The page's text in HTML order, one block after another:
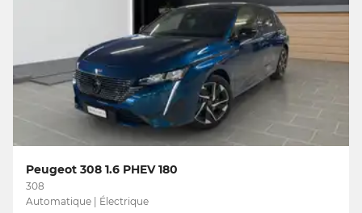
Peugeot 308 1.6 PHEV 180
308
Automatique | Électrique